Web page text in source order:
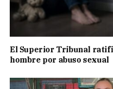
El Superior Tribunal
hombre por abuso sexual